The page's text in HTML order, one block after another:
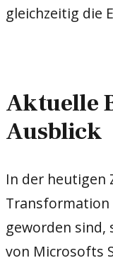
gleichzeitig die
Aktuelle
Ausblick
In der heutigen
Transformation
geworden sind,
von Microsofts